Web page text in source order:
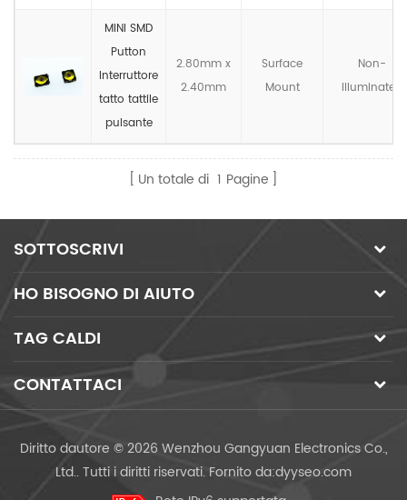
MINI SMD
Putton
Interruttore
tatto tattile
pulsante
2.80mm x
2.40mm
Surface
Mount
Non-
llluminated
Un totale di 1 Pagine
SOTTOSCRIVI
HO BISOGNO DI AIUTO
TAG CALDI
CONTATTACI
Diritto dautore © 2026 Wenzhou Gangyuan Electronics Co.,
Ltd.. Tutti i diritti riservati. Fornito da:dyyseo.com